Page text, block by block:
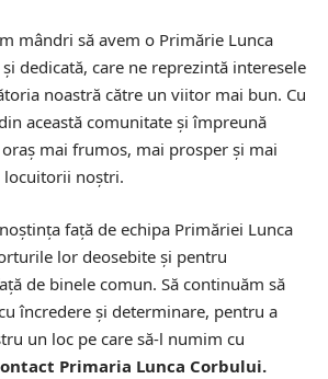
mândri să avem o Primărie Lunca
dedicată, care ne reprezintă interesele
noastră către un viitor mai bun. Cu
această comunitate și împreună
mai frumos, mai prosper și mai
noștri.
față de echipa Primăriei Lunca
lor deosebite și pentru
de binele comun. Să continuăm să
încredere și determinare, pentru a
un loc pe care să-l numim cu
Primaria Lunca Corbului.